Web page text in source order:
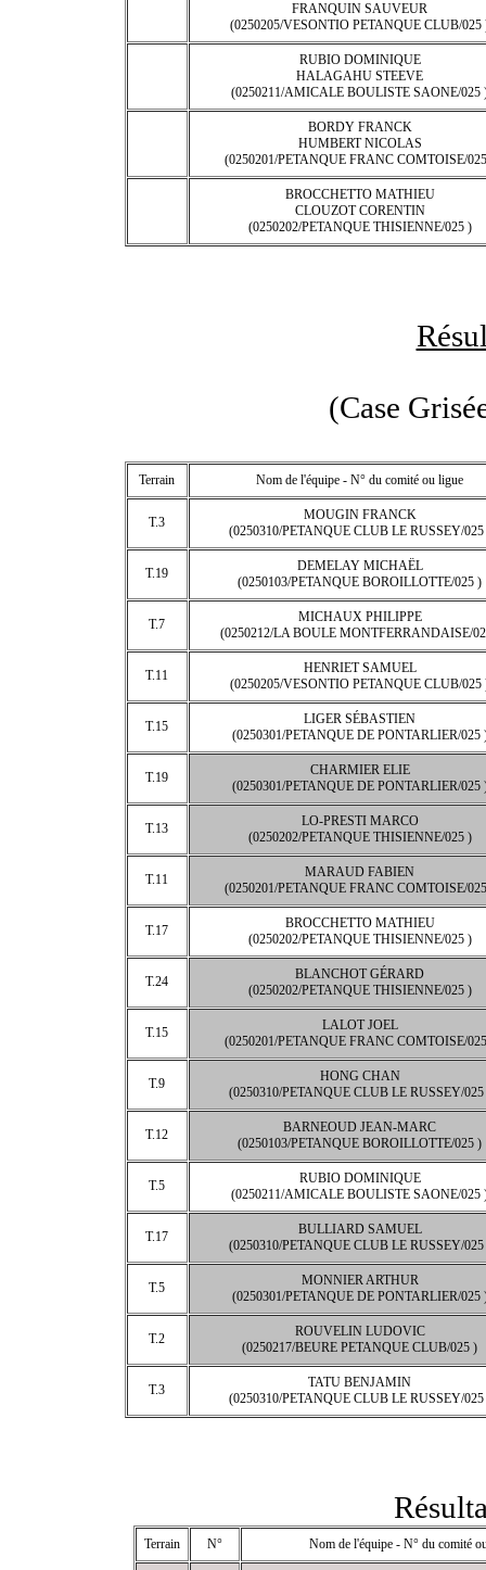
FRANQUIN SAUVEUR
(0250205/VESONTIO PETANQUE CLUB/025
RUBIO DOMINIQUE
HALAGAHU STEEVE
(0250211/AMICALE BOULISTE SAONE/025
BORDY FRANCK
HUMBERT NICOLAS
(0250201/PETANQUE FRANC COMTOISE/
BROCCHETTO MATHIEU
CLOUZOT CORENTIN
(0250202/PETANQUE THISIENNE/025 )
(Case
Terrain Nom de l'équipe - N° du comité ou ligue
T.3
MOUGIN FRANCK
(0250310/PETANQUE CLUB LE RUSSEY/025
T.19
DEMELAY MICHAËL
(0250103/PETANQUE BOROILLOTTE/025 )
T.7
MICHAUX PHILIPPE
(0250212/LA BOULE MONTFERRANDAISE/
T.11
HENRIET SAMUEL
(0250205/VESONTIO PETANQUE CLUB/025
T.15
LIGER SÉBASTIEN
(0250301/PETANQUE DE PONTARLIER/025
T.19
CHARMIER ELIE
(0250301/PETANQUE DE PONTARLIER/025
T.13
LO-PRESTI MARCO
(0250202/PETANQUE THISIENNE/025 )
T.11
MARAUD FABIEN
(0250201/PETANQUE FRANC COMTOISE/
T.17
BROCCHETTO MATHIEU
(0250202/PETANQUE THISIENNE/025 )
T.24
BLANCHOT GÉRARD
(0250202/PETANQUE THISIENNE/025 )
T.15
LALOT JOEL
(0250201/PETANQUE FRANC COMTOISE/
T.9
HONG CHAN
(0250310/PETANQUE CLUB LE RUSSEY/025
T.12
BARNEOUD JEAN-MARC
(0250103/PETANQUE BOROILLOTTE/025 )
T.5
RUBIO DOMINIQUE
(0250211/AMICALE BOULISTE SAONE/025
T.17
BULLIARD SAMUEL
(0250310/PETANQUE CLUB LE RUSSEY/025
T.5
MONNIER ARTHUR
(0250301/PETANQUE DE PONTARLIER/025
T.2
ROUVELIN LUDOVIC
(0250217/BEURE PETANQUE CLUB/025 )
T.3
TATU BENJAMIN
(0250310/PETANQUE CLUB LE RUSSEY/025
Terrain N° Nom de l'équipe - N° du comité